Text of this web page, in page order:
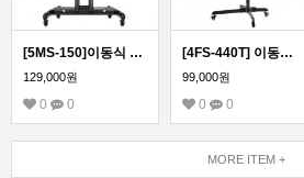
[5MS-150]이동식 스탠드 모니터 거치대 /국내제작! 티비존 신제품!
129,000원
0 0
[4FS-440T] 이동형 모니터 스탠드 거치대 40~55인치
99,000원
0 0
MORE ITEM +